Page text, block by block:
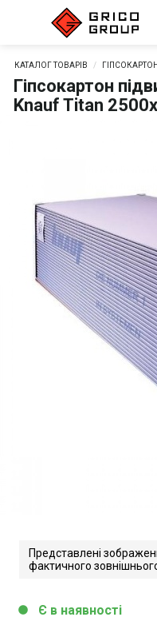
КАТАЛОГ ТОВАРІВ
Гіпсокартон
Knauf Titan
Представлені
фактичного
circle Є в наявності